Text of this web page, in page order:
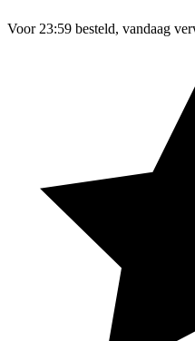
Voor 23:59 besteld, vandaag